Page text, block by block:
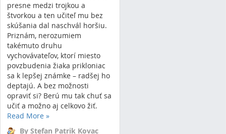
presne medzi trojkou a
štvorkou a ten učiteľ mu bez
skúšania dal naschvál horšiu.
Priznám, nerozumiem
takémuto druhu
vychovávateľov, ktorí miesto
povzbudenia žiaka prikloniac
sa k lepšej známke – radšej ho
deptajú. A bez možnosti
opraviť si? Berú mu tak chuť sa
učiť a možno aj celkovo žiť.
Read More »
By Stefan Patrik Kovac